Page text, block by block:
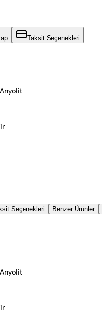
Taksit Seçenekleri
Anyolit
Seçenekleri Benzer Ürünler
Anyolit